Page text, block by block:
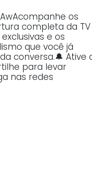
os
completa da TV
e os
que você já
conversa.🔔 Ative
para levar
nas redes